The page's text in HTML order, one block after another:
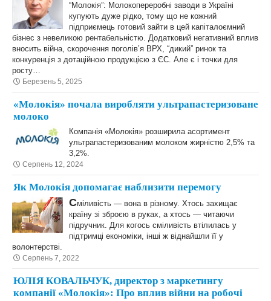
“Молокія”: Молокопереробні заводи в Україні
купують дуже рідко, тому що не кожний
підприємець готовий зайти в цей капіталоємний
бізнес з невеликою рентабельністю. Додатковий негативний вплив
вносить війна, скорочення поголів’я ВРХ, “дикий” ринок та
конкуренція з дотаційною продукцією з ЄС. Але є і точки для
росту…
Березень 5, 2025
«Молокія» почала виробляти ультрапастеризоване
молоко
Компанія «Молокія» розширила асортимент
ультрапастеризованим молоком жирністю 2,5% та
3,2%.
Серпень 12, 2024
Як Молокія допомагає наблизити перемогу
Сміливість — вона в різному. Хтось захищає
країну зі зброєю в руках, а хтось — читаючи
підручник. Для когось сміливість втілилась у
підтримці економіки, інші ж віднайшли її у
волонтерстві.
Серпень 7, 2022
ЮЛІЯ КОВАЛЬЧУК, директор з маркетингу
компанії «Молокія»: Про вплив війни на робочі